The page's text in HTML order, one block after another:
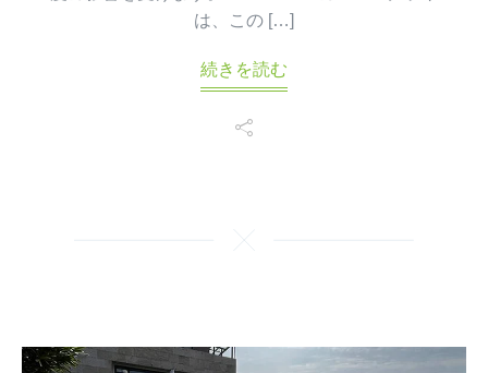
は、この […]
続きを読む